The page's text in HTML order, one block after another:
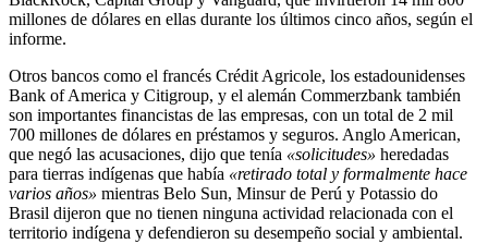
millones de dólares en ellas durante los últimos cinco años, según el
informe.
Otros bancos como el francés Crédit Agricole, los estadounidenses
Bank of America y Citigroup, y el alemán Commerzbank también
son importantes financistas de las empresas, con un total de 2 mil
700 millones de dólares en préstamos y seguros. Anglo American,
que negó las acusaciones, dijo que tenía «solicitudes» heredadas
para tierras indígenas que había «retirado total y formalmente hace
varios años» mientras Belo Sun, Minsur de Perú y Potassio do
Brasil dijeron que no tienen ninguna actividad relacionada con el
territorio indígena y defendieron su desempeño social y ambiental.